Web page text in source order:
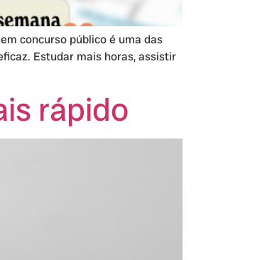
concurso público é uma das
Estudar mais horas, assistir
rápido